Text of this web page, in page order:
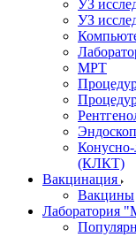
УЗ
УЗ
МРТ
Конусно-
(КЛКТ)
Вакцинация
Вакцины
Лаборатория